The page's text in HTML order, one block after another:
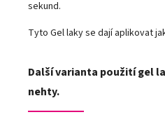
sekund.
Tyto Gel laky se dají aplikovat
Další varianta použití gel
nehty.